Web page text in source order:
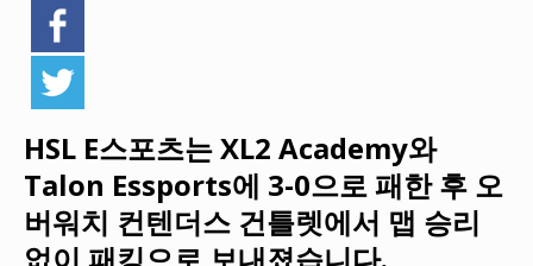
HSL E스포츠는 XL2 Academy와
Talon Essports에 3-0으로 패한 후 오
버워치 컨텐더스 건틀렛에서 맵 승리